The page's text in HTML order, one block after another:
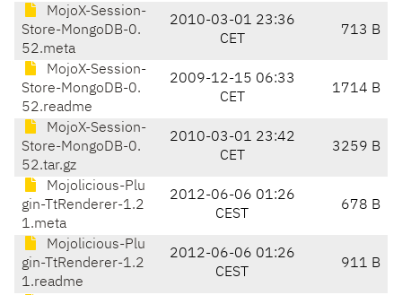
MojoX-Session-
Store-MongoDB-0.
52.meta
2010-03-01 23:36
CET
713 B
MojoX-Session-
Store-MongoDB-0.
52.readme
2009-12-15 06:33
CET
1714 B
MojoX-Session-
Store-MongoDB-0.
52.tar.gz
2010-03-01 23:42
CET
3259 B
Mojolicious-Plu
gin-TtRenderer-1.2
1.meta
2012-06-06 01:26
CEST
678 B
Mojolicious-Plu
gin-TtRenderer-1.2
1.readme
2012-06-06 01:26
CEST
911 B